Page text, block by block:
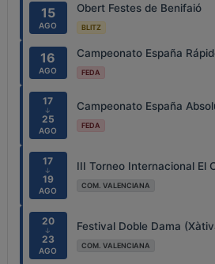
15
AGO
Obert Festes de Benifaió
BLITZ
16
AGO
Campeonato España
FEDA
17
↓
25
AGO
Campeonato España
FEDA
17
↓
19
AGO
III Torneo Internacional El
COM. VALENCIANA
20
↓
23
AGO
Festival Doble Dama
COM. VALENCIANA